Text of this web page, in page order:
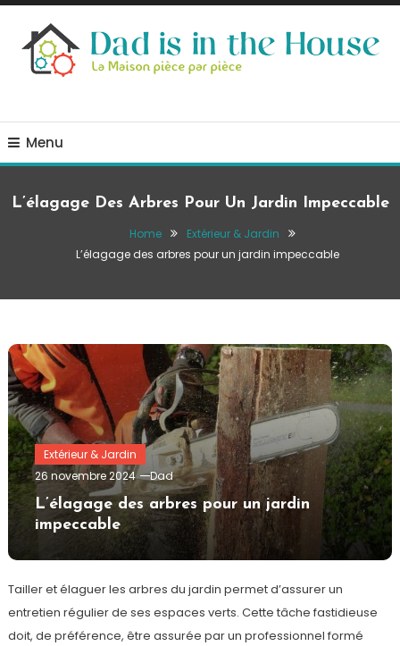
Skip
Content
Menu
L’élagage Des Arbres Pour Un Jardin Impeccable
Home
Extérieur & Jardin
L’élagage des arbres pour un jardin impeccable
Extérieur & Jardin
26 novembre 2024
Dad
L’élagage des arbres pour un jardin
impeccable
Tailler et élaguer les arbres du jardin permet d’assurer un
entretien régulier de ses espaces verts. Cette tâche fastidieuse
doit, de préférence, être assurée par un professionnel formé